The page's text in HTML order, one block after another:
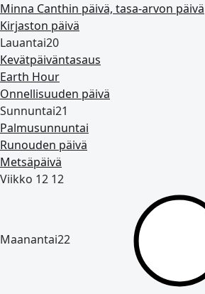
Minna Canthin päivä, tasa‑arvon päivä
Kirjaston päivä
Lauantai20
Kevätpäiväntasaus
Earth Hour
Onnellisuuden päivä
Sunnuntai21
Palmusunnuntai
Runouden päivä
Metsäpäivä
Viikko 12 12
Maanantai22